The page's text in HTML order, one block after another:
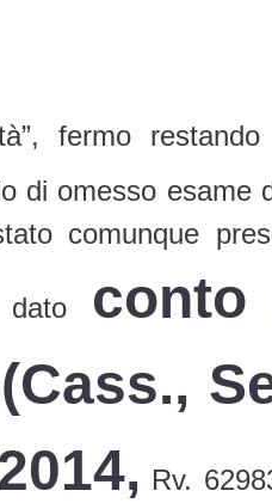
fermo restando
di omesso esame
comunque
conto
Rv.